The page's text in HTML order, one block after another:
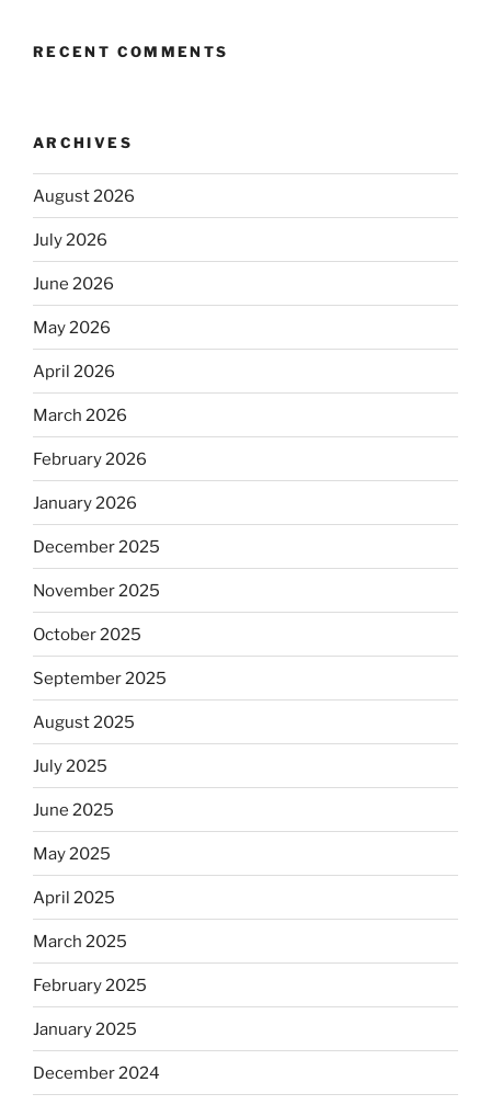
RECENT COMMENTS
ARCHIVES
August 2026
July 2026
June 2026
May 2026
April 2026
March 2026
February 2026
January 2026
December 2025
November 2025
October 2025
September 2025
August 2025
July 2025
June 2025
May 2025
April 2025
March 2025
February 2025
January 2025
December 2024